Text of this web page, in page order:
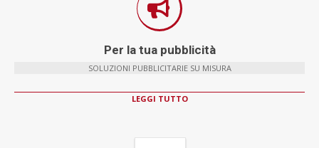
Per la tua pubblicità
SOLUZIONI PUBBLICITARIE SU MISURA
LEGGI TUTTO